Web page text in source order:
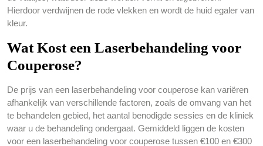
Hierdoor verdwijnen de rode vlekken en wordt de huid egaler van
kleur.
Wat Kost een Laserbehandeling voor
Couperose?
De prijs van een laserbehandeling voor couperose kan variëren
afhankelijk van verschillende factoren, zoals de omvang van het
te behandelen gebied, het aantal benodigde sessies en de kliniek
waar u de behandeling ondergaat. Gemiddeld liggen de kosten
voor een laserbehandeling voor couperose tussen €100 en €300